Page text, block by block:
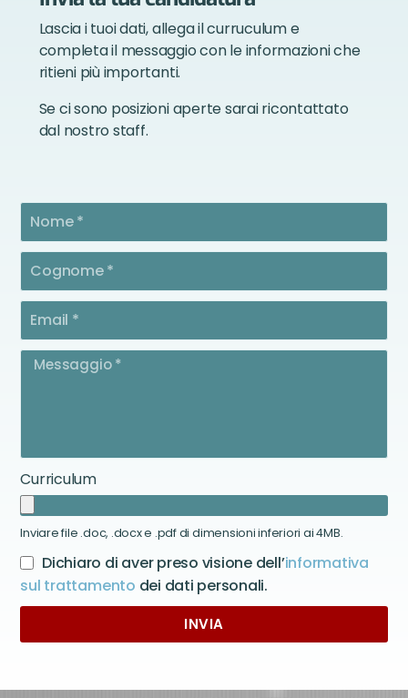
Lascia i tuoi dati, allega il curruculum e
completa il messaggio con le informazioni che
ritieni più importanti.
Se ci sono posizioni aperte sarai ricontattato
dal nostro staff.
Curriculum
Inviare file .doc, .docx e .pdf di dimensioni inferiori ai 4MB.
Dichiaro di aver preso visione dell’informativa
sul trattamento dei dati personali.
INVIA